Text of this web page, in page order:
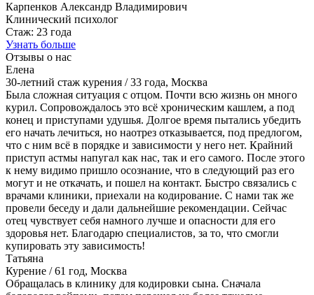
Карпенков Александр Владимирович
Клинический психолог
Стаж: 23 года
Узнать больше
Отзывы о нас
Елена
30-летний стаж курения /33 года, Москва
Была сложная ситуация с отцом. Почти всю жизнь он много
курил. Сопровождалось это всё хроническим кашлем, а под
конец и приступами удушья. Долгое время пытались убедить
его начать лечиться, но наотрез отказывается, под предлогом,
что с ним всё в порядке и зависимости у него нет. Крайний
приступ астмы напугал как нас, так и его самого. После этого
к нему видимо пришло осознание, что в следующий раз его
могут и не откачать, и пошел на контакт. Быстро связались с
врачами клиники, приехали на кодирование. С нами так же
провели беседу и дали дальнейшие рекомендации. Сейчас
отец чувствует себя намного лучше и опасности для его
здоровья нет. Благодарю специалистов, за то, что смогли
купировать эту зависимость!
Татьяна
Курение /61 год, Москва
Обращалась в клинику для кодировки сына. Сначала